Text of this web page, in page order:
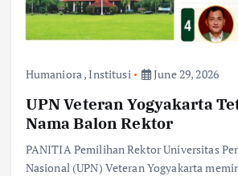
Humaniora ,Institusi June 29, 2026
UPN Veteran Yogyakarta
Nama Balon Rektor
PANITIA Pemilihan Rektor Universitas
Nasional (UPN) Veteran Yogyakarta